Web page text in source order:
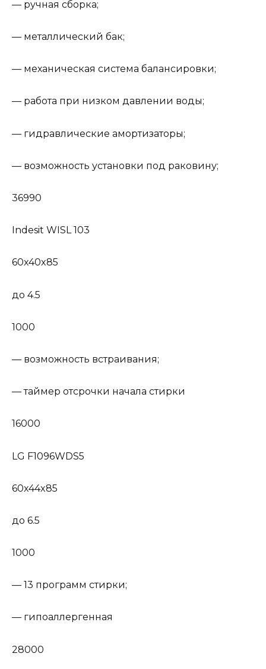
— ручная сборка;
— металлический бак;
— механическая система балансировки;
— работа при низком давлении воды;
— гидравлические амортизаторы;
— возможность установки под раковину;
36990
Indesit WISL 103
60x40x85
до 4.5
1000
— возможность встраивания;
— таймер отсрочки начала стирки
16000
LG F1096WDS5
60x44x85
до 6.5
1000
— 13 программ стирки;
— гипоаллергенная
28000